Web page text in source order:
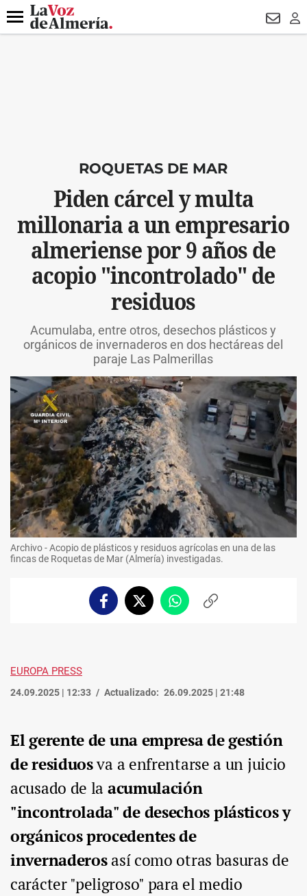
DESTACADO TURISMO
Menú
ROQUETAS DE MAR
Piden cárcel y multa
millonaria a un empresario
almeriense por 9 años de
acopio "incontrolado" de
residuos
Acumulaba, entre otros, desechos plásticos y
orgánicos de invernaderos en dos hectáreas del
paraje Las Palmerillas
Archivo - Acopio de plásticos y residuos agrícolas en una de las
fincas de Roquetas de Mar (Almería) investigadas.
FacebookTwitterWhatsappCopiar
EUROPA PRESS
24.09.2025 | 12:33 Actualizado: 26.09.2025 | 21:48
Elgerente de una empresa de gestión
de residuosva a enfrentarse a un juicio
acusado de la acumulación
"incontrolada" de desechos plásticos y
orgánicos procedentes de
invernaderosasí como otras basuras de
carácter "peligroso" para el medio